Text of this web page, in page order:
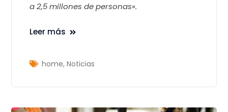
a 2,5 millones de personas».
Leer más
home,Noticias